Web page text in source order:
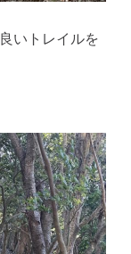
いトレイルを